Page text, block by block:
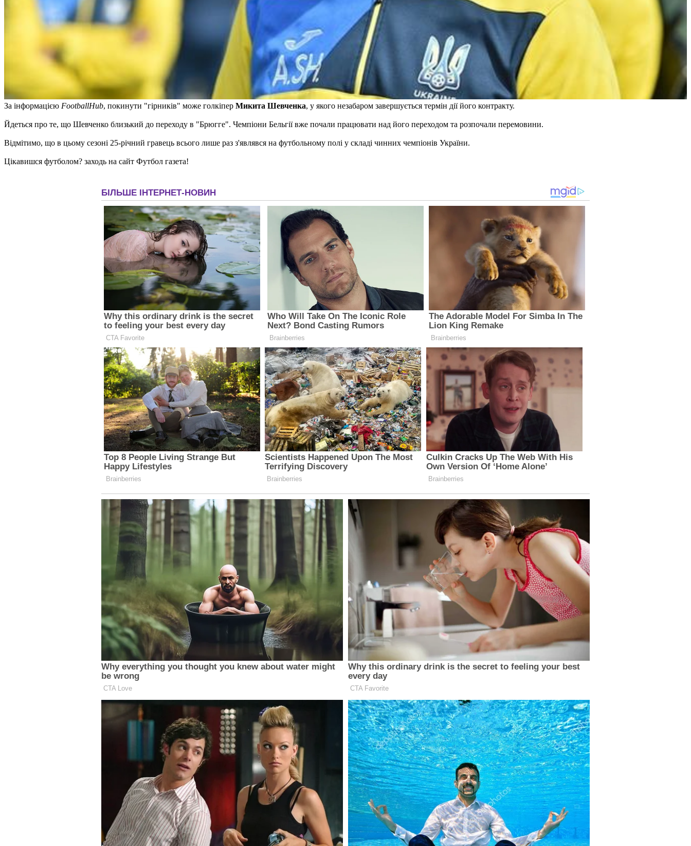
За інформацією FootballHub, покинути "гірників" може голкіпер Микита Шевченка, у якого незабаром завершується термін дії його контракту.
Йдеться про те, що Шевченко близький до переходу в "Брюгге". Чемпіони Бельгії вже почали працювати над його переходом та розпочали перемовини.
Відмітимо, що в цьому сезоні 25-річний гравець всього лише раз з'являвся на футбольному полі у складі чинних чемпіонів України.
Цікавишся футболом? заходь на сайт Футбол газета!